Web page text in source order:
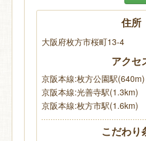
住所
大阪府枚方市桜町13-4
アクセ
京阪本線:枚方公園駅(640m)
京阪本線:光善寺駅(1.3km)
京阪本線:枚方市駅(1.6km)
こだわり